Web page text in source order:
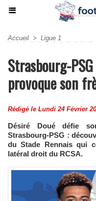
Accueil > Ligue 1
Strasbourg-
provoque son
Rédigé le Lundi 24 Février
Désiré Doué défie
Strasbourg-PSG :
du Stade Rennais qui
latéral droit du RCSA.